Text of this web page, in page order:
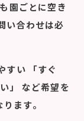
園ごとに空き
い合わせは必
すい 「すぐ
」 など希望を
ます。